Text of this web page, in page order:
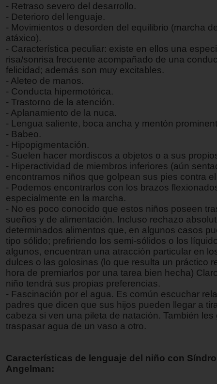
- Retraso severo del desarrollo.
- Deterioro del lenguaje.
- Movimientos o desorden del equilibrio (marcha
atáxico).
- Característica peculiar: existe en ellos una
risa/sonrisa frecuente acompañado de una
felicidad; además son muy excitables.
- Aleteo de manos.
- Conducta hipermotórica.
- Trastorno de la atención.
- Aplanamiento de la nuca.
- Lengua saliente, boca ancha y mentón
- Babeo.
- Hipopigmentación.
- Suelen hacer mordiscos a objetos o a sus
- Hiperactividad de miembros inferiores (aún
encontramos niños que golpean sus pies contra
- Podemos encontrarlos con los brazos
especialmente en la marcha.
- No es poco conocido que estos niños poseen
sueños y de alimentación. Incluso rechazo
determinados alimentos que, en algunos casos
tipo sólido; prefiriendo los semi-sólidos o los
algunos, encuentran una atracción particular en
dulces o las golosinas (lo que resulta un práctico
hora de premiarlos por una tarea bien hecha)
niño tendrá sus propias preferencias.
- Fascinación por el agua. Es común escuchar
padres que dicen que sus hijos pueden llegar a
cabeza si ven una pileta de natación. También les
traspasar agua de un vaso a otro.
Características de lenguaje del niño con
Angelman: